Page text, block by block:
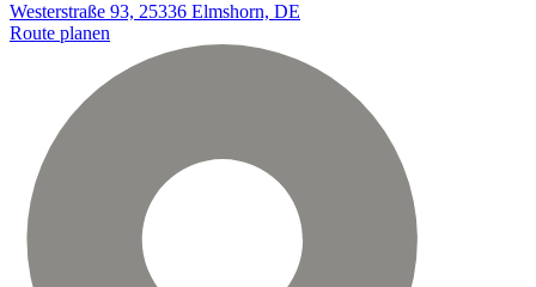
Westerstraße 93, 25336 Elmshorn, DE
Route planen